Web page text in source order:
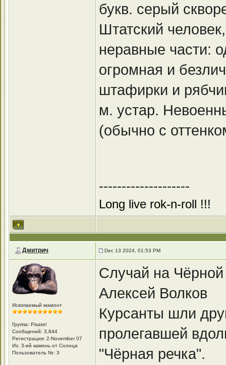
букв. серый
Штатский
неравные части:
огромная и
штафирки и
м. устар.
(обычно с
--------------------
Long live rok-n-roll !!!
Дмитрич Dec 13 2024, 01:53 PM
Ископаемый мамонт
Группа: Pisatel
Сообщений: 3,844
Регистрация: 2-November 07
Из: 3-ий камень от Солнца
Пользователь №: 3
Случай на Чёрной
Алексей Волков
Курсанты шли
пролегавшей
"Чёрная речка".